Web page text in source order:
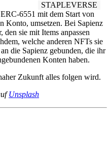
STAPLEVERSE
6551 mit dem Start von
Konto, umsetzen. Bei Sapienz
den sie mit Items anpassen
welche anderen NFTs sie
die Sapienz gebunden, die ihr
Konten haben.
Zukunft alles folgen wird.
Unsplash